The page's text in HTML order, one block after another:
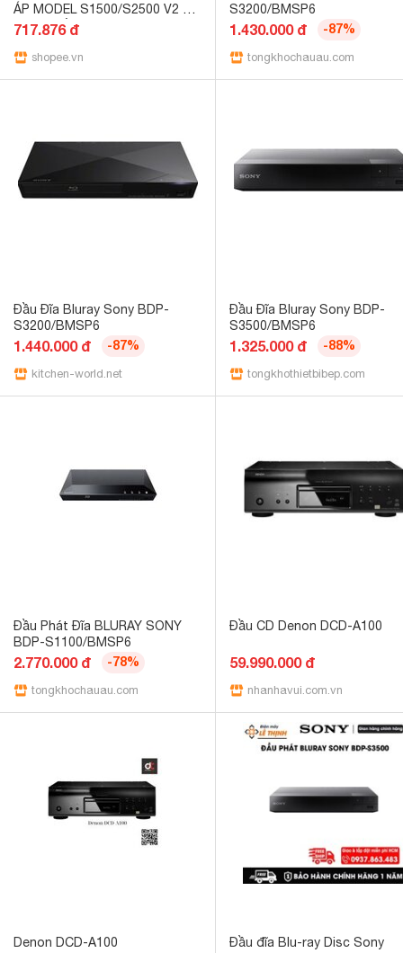
ÁP MODEL S1500/S2500 V2 có
bảo vệ đầu ra
717.876 đ
shopee.vn
S3200/BMSP6
1.430.000 đ -87%
tongkhochauau.com
Đầu Đĩa Bluray Sony BDP-
S3200/BMSP6
1.440.000 đ -87%
kitchen-world.net
Đầu Đĩa Bluray Sony BDP-
S3500/BMSP6
1.325.000 đ -88%
tongkhothietbibep.com
Đầu Phát Đĩa BLURAY SONY
BDP-S1100/BMSP6
2.770.000 đ -78%
tongkhochauau.com
Đầu CD Denon DCD-A100
59.990.000 đ
nhanhavui.com.vn
Denon DCD-A100
Đầu đĩa Blu-ray Disc Sony